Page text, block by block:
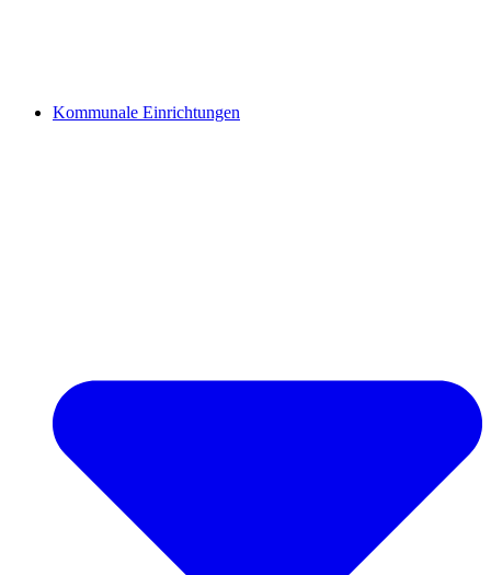
Kommunale Einrichtungen